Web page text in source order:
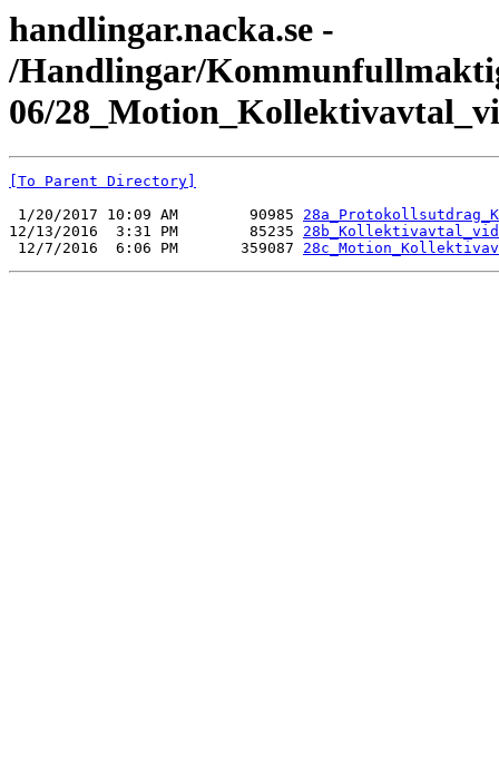
handlingar.nacka.se -
/Handlingar/
06/
[To Parent Directory]
1/20/2017 10:09 AM        90985
12/13/2016  3:31 PM        85235
12/7/2016  6:06 PM       359087